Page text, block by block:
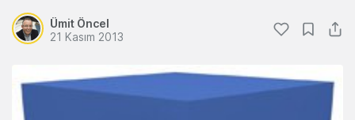
Ümit Öncel
21 Kasım 2013